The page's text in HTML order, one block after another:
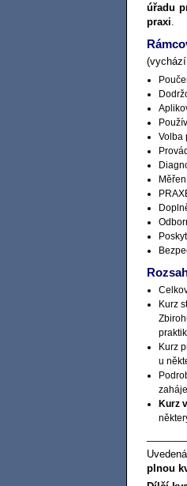
úřadu
praxi.
Volba
Kurz
Kurz
u
Kurz
plnou